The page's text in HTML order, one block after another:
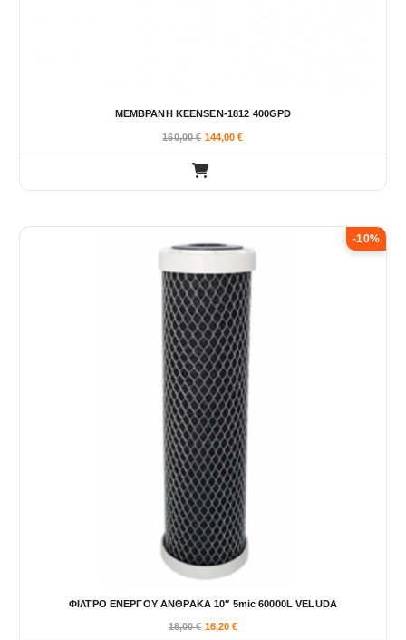
ΜΕΜΒΡΑΝΗ KEENSEN-1812 400GPD
160,00€ 144,00€
-10%
ΦΙΛΤΡΟ ΕΝΕΡΓΟΥ ΑΝΘΡΑΚΑ 10″ 5mic 60000L VELUDA
18,00€ 16,20€